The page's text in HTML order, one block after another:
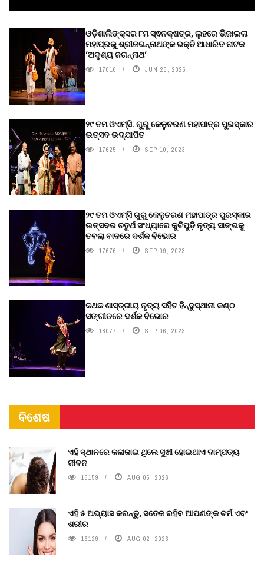
ଓଡ଼ିଶାଲିଙ୍କ୍ସର ୮ମ ସ୍ଵନକ୍ଷତ୍ର, ଲୁହରେ ଭିଜାଇଲା
ମହାପ୍ରଭୁ ଶ୍ରୀଜଗନ୍ନାଥଙ୍କ ଭକ୍ତି ଆଧାରିତ ନାଟକ
‘ଅଦୃଶ୍ୟ ଜଗନ୍ନାଥ‘
17016 JUN 25, 2025
୨୯ ତମ ଓଏମ୍‌ସି. ଗୁରୁ କେଳୁଚରଣ ମହାପାତ୍ର ପୁରସ୍କାର
ଉତ୍ସବ ଉଦ୍‍ଯାପିତ
17625 SEP 10, 2023
୨୯ ତମ ଓଏମ୍‌ସି ଗୁରୁ କେଳୁଚରଣ ମହାପାତ୍ର ପୁରସ୍କାର
ଉତ୍ସବର ଚତୁର୍ଥ ସଂଧ୍ୟାରେ କୁଚିପୁଡ଼ି ନୃତ୍ୟ ସାଙ୍ଗକୁ
ତବଲା ବାଦରେ ଦର୍ଶକ ବିଭୋର
17676 SEP 09, 2023
କଥକ ଶାସ୍ତ୍ରୀୟ ନୃତ୍ୟ ସହିତ ହିନ୍ଦୁସ୍ଥାନୀ କଣ୍ଠ
ସଙ୍ଗୀତରେ ଦର୍ଶକ ବିଭୋର
18077 SEP 06, 2023
ବିଶେଷ
ଏହି ସ୍ଥାନରେ କଳାଜାଇ ଥିଲେ ସୁଖୀ ହୋଇଥାଏ ଦାମ୍ପତ୍ୟ
ଜୀବନ
15159 AUG 05, 2026
ଏହି ୫ ଅଭ୍ୟାସ କରନ୍ତୁ, ସତେଜ ରହିବ ଆପଣଙ୍କ ଚର୍ମ ଏବଂ
ଶରୀର
16129 AUG 02, 2026